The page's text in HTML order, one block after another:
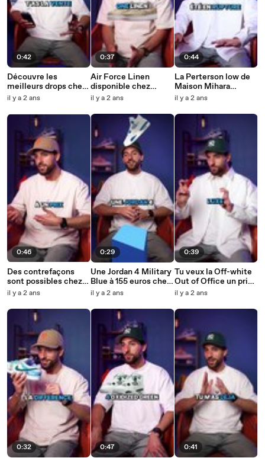
0:42
Découvre les
meilleurs drops chez
Sneakmart !
il y a 2 ans
0:46
Des contrefaçons
sont possibles chez
certains revendeurs
Sneakmart
il y a 2 ans
0:32
0:37
Air Force Linen
disponible chez
Sneakmart !
il y a 2 ans
0:29
Une Jordan 4 Military
Blue à 155 euros chez
Sneakmart ? RDV
19h sur l’appli !
il y a 2 ans
0:47
0:44
La Perterson low de
Maison Mihara
Yasuhiro est
réduit chez
Sneakmart !
il y a 2 ans
0:39
Tu veux la Off-white
Out of Office un prix
réduit ? Easy cop
il y a 2 ans
0:41